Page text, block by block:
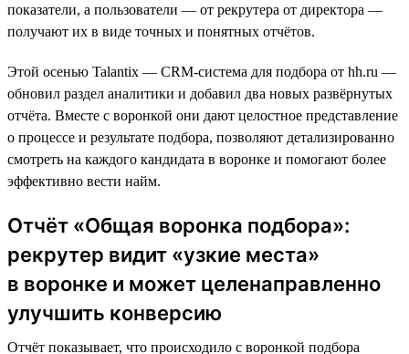
показатели, а пользователи — от рекрутера от директора —
получают их в виде точных и понятных отчётов.
Этой осенью Talantix — CRM-система для подбора от hh.ru —
обновил раздел аналитики и добавил два новых развёрнутых
отчёта. Вместе c воронкой они дают целостное представление
о процессе и результате подбора, позволяют детализированно
смотреть на каждого кандидата в воронке и помогают более
эффективно вести найм.
Отчёт «Общая воронка подбора»:
рекрутер видит «узкие места»
в воронке и может целенаправленно
улучшить конверсию
Отчёт показывает, что происходило с воронкой подбора